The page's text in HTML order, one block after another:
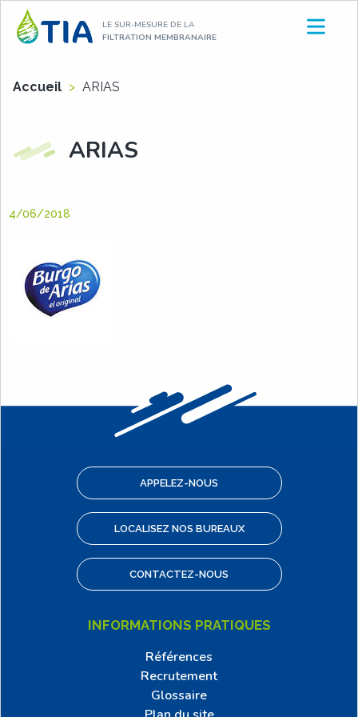
Aller
contenu
LE SUR-MESURE DE LA
FILTRATION MEMBRANAIRE
Accueil > ARIAS
ARIAS
4/06/2018
APPELEZ-NOUS
LOCALISEZ NOS BUREAUX
CONTACTEZ-NOUS
INFORMATIONS PRATIQUES
Références
Recrutement
Glossaire